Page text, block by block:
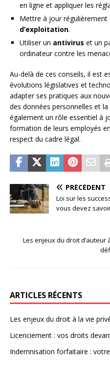
en ligne et appliquer les
Mettre à jour régulièrement
d’exploitation.
Utiliser un antivirus et un
ordinateur contre les
Au-delà de ces conseils, il est
évolutions législatives et
adapter ses pratiques aux
des données personnelles et
également un rôle essentiel à
formation de leurs employés
respect du cadre légal.
PRÉCÉDENT
Loi sur les
vous devez
Les enjeux du droit d’auteur
ARTICLES RÉCENTS
Les enjeux du droit à la vie
Licenciement : vos droits
Indemnisation forfaitaire :